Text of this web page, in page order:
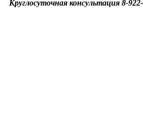
Круглосуточная консультация 8-